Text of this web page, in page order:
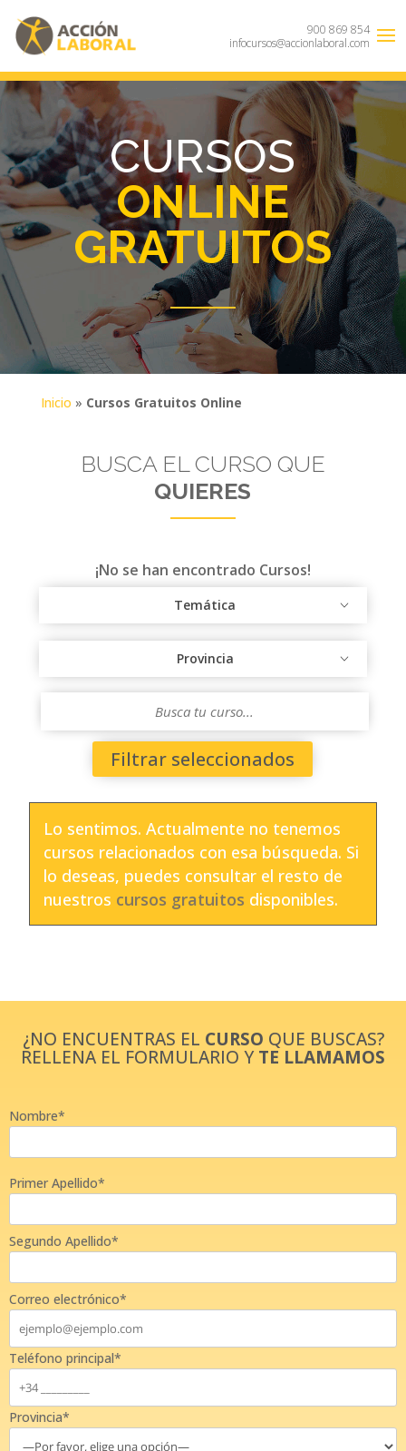
900 869 854
infocursos@accionlaboral.com
CURSOS
ONLINE
GRATUITOS
Inicio » Cursos Gratuitos Online
BUSCA EL CURSO QUE
QUIERES
¡No se han encontrado Cursos!
Temática
Provincia
Filtrar seleccionados
Lo sentimos. Actualmente no tenemos
cursos relacionados con esa búsqueda. Si
lo deseas, puedes consultar el resto de
nuestros cursos gratuitos disponibles.
¿NO ENCUENTRAS EL CURSO QUE BUSCAS?
RELLENA EL FORMULARIO YTE LLAMAMOS
Nombre*
Primer Apellido*
Segundo Apellido*
Correo electrónico*
Teléfono principal*
Provincia*